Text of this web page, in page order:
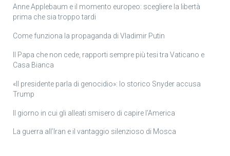
Anne Applebaum e il momento europeo: scegliere la libertà
prima che sia troppo tardi
Come funziona la propaganda di Vladimir Putin
Il Papa che non cede, rapporti sempre più tesi tra Vaticano e
Casa Bianca
«Il presidente parla di genocidio»: lo storico Snyder accusa
Trump
Il giorno in cui gli alleati smisero di capire l’America
La guerra all’Iran e il vantaggio silenzioso di Mosca